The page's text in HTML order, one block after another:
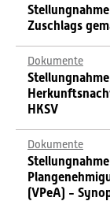
Zuschlags
Dokumente
HKSV
Dokumente
(VPeA) -